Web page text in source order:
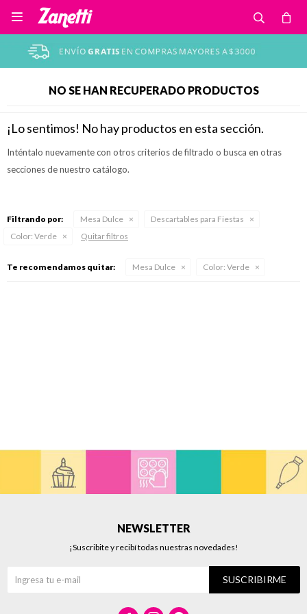

NO SE HAN RECUPERADO PRODUCTOS
¡Lo sentimos! No hay productos en esta sección.
Inténtalo nuevamente con otros criterios de filtrado o busca en otras
secciones de nuestro catálogo.
Filtrando por: Mesa Dulce
Descartables para Fiestas
Color: Verde Quitar filtros
Te recomendamos quitar: Mesa Dulce Color: Verde
NEWSLETTER
¡Suscribite y recibí todas nuestras novedades!
SUSCRIBIRME